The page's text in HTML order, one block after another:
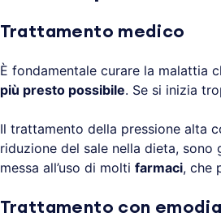
Trattamento medico
È fondamentale curare la malattia
più presto possibile. Se si inizia
Il trattamento della pressione alta
riduzione del sale nella dieta, sono
messa all’uso di molti farmaci, che
Trattamento con